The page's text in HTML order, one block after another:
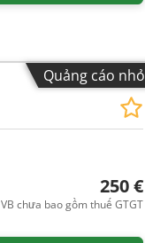
Quảng cáo nhỏ
250 €
VB chưa bao gồm thuế GTGT